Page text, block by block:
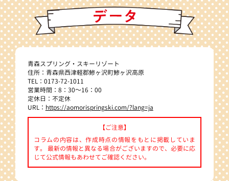
青森スプリング・スキーリゾート
住所：青森県西津軽郡鯵ヶ沢町鯵ヶ沢高原
TEL：0173-72-1011
営業時間：8：30～16：00
定休日：不定休
URL： https://aomorispringski.com/?lang=ja
【ご注意】
コラムの内容は、作成時点の情報をもとに掲載していま
す。 最新の情報と異なる場合がございますので、必要に応
じて公式情報もあわせてご確認ください。